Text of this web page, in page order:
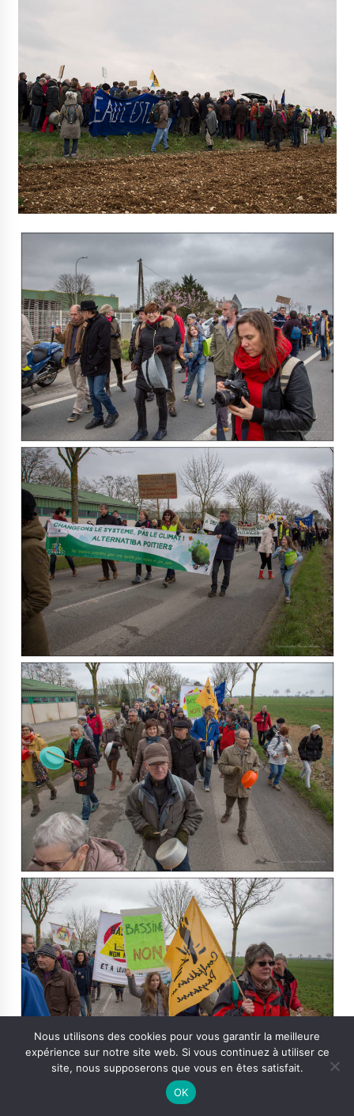
Nous utilisons des cookies pour vous garantir la meilleure
expérience sur notre site web. Si vous continuez à utiliser ce
site, nous supposerons que vous en êtes satisfait.
OK